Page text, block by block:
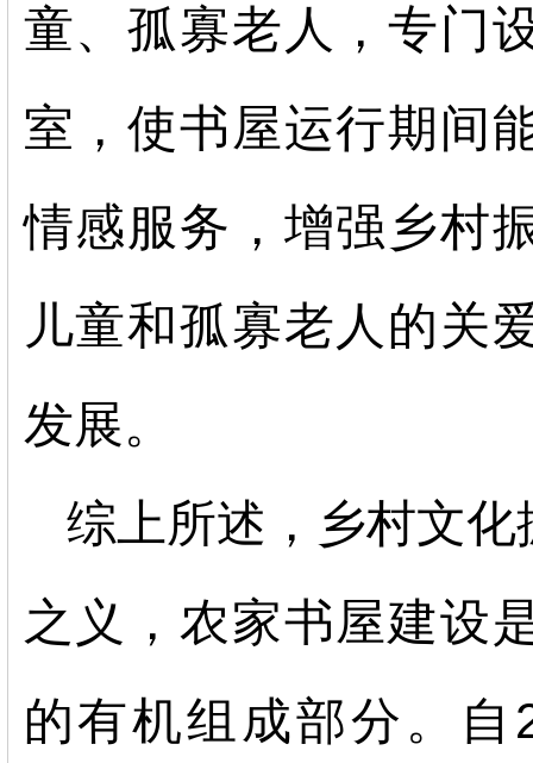
童、孤寡老人，专门
室，使书屋运行期间
情感服务，增强乡村
儿童和孤寡老人的关
发展。
综上所述，乡村文
之义，农家书屋建设
的有机组成部分。自